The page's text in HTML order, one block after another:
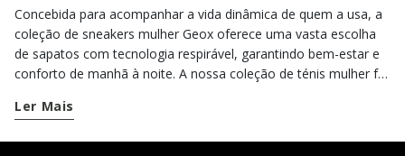
Concebida para acompanhar a vida dinâmica de quem a usa, a
coleção de sneakers mulher Geox oferece uma vasta escolha
de sapatos com tecnologia respirável, garantindo bem-estar e
conforto de manhã à noite. A nossa coleção de ténis mulher foi
Ler Mais